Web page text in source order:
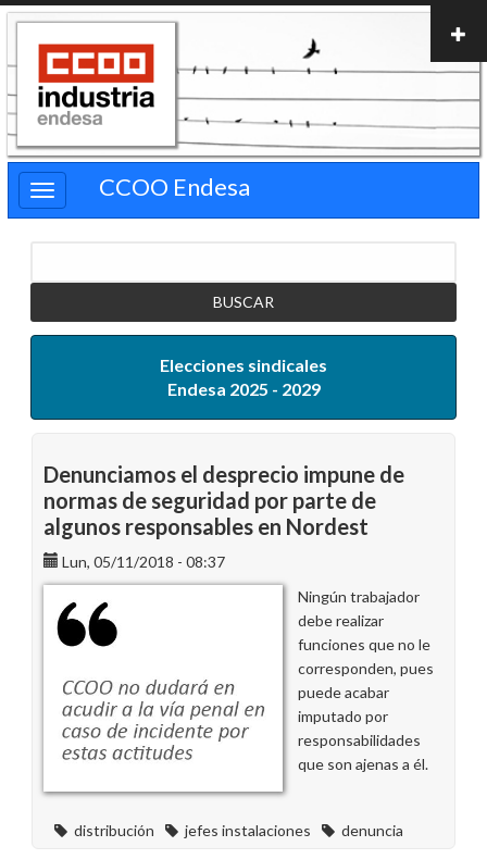
Pasar
contenido
principal
CCOO Endesa
Elecciones sindicales
Endesa 2025 - 2029
Denunciamos el desprecio impune de
normas de seguridad por parte de
algunos responsables en Nordest
Lun, 05/11/2018 - 08:37
Ningún trabajador
debe realizar
funciones que no le
corresponden, pues
puede acabar
imputado por
responsabilidades
que son ajenas a él.
distribución jefes instalaciones denuncia